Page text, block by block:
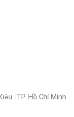
-TP. Hồ Chí Minh